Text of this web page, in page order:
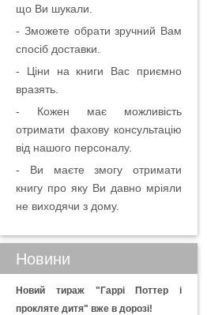
що Ви шукали.
- Зможете обрати зручний Вам
спосіб доставки.
- Ціни на книги Вас приємно
вразять.
- Кожен має можливість
отримати фахову консультацію
від нашого персоналу.
- Ви маєте змогу отримати
книгу про яку Ви давно мріяли
не виходячи з дому.
Новини
Новий тираж "Гаррі Поттер і
прокляте дитя" вже в дорозі!